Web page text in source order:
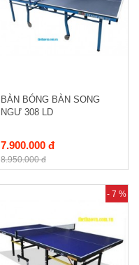
BÀN BÓNG BÀN SONG
NGƯ 308 LD
7.900.000 đ
8.950.000 đ
- 7 %